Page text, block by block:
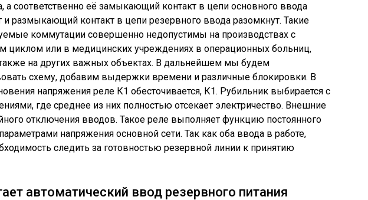
а соответственно её замыкающий контакт в цепи основного ввода
и размыкающий контакт в цепи резервного ввода разомкнут. Такие
коммутации совершенно недопустимы на производствах с
циклом или в медицинских учреждениях в операционных больниц,
на других важных объектах. В дальнейшем мы будем
схему, добавим выдержки времени и различные блокировки. В
напряжения реле К1 обесточивается, К1. Рубильник выбирается с
где среднее из них полностью отсекает электричество. Внешние
отключения вводов. Такое реле выполняет функцию постоянного
напряжения основной сети. Так как оба ввода в работе,
следить за готовностью резервной линии к принятию
автоматический ввод резервного питания